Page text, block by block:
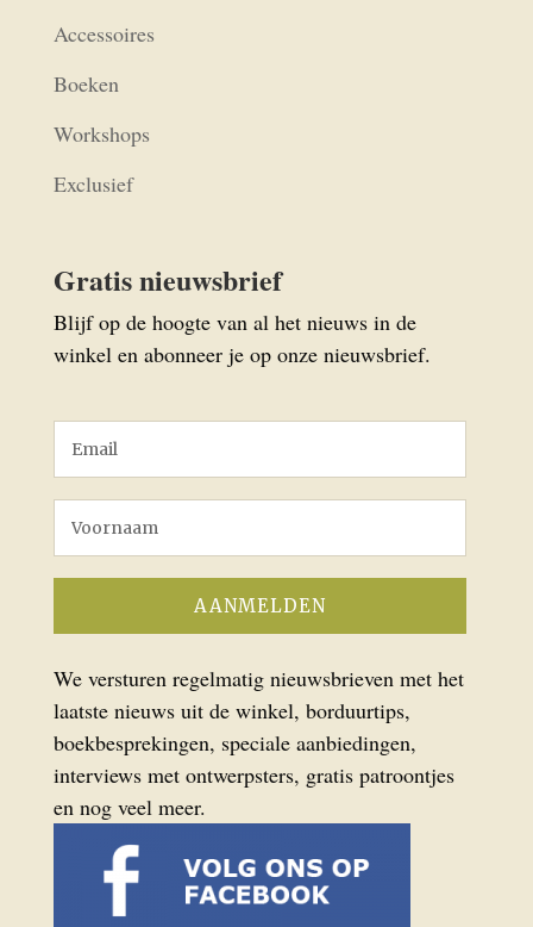
Accessoires
Boeken
Workshops
Exclusief
Gratis nieuwsbrief
Blijf op de hoogte van al het nieuws in de
winkel en abonneer je op onze nieuwsbrief.
We versturen regelmatig nieuwsbrieven met het
laatste nieuws uit de winkel, borduurtips,
boekbesprekingen, speciale aanbiedingen,
interviews met ontwerpsters, gratis patroontjes
en nog veel meer.